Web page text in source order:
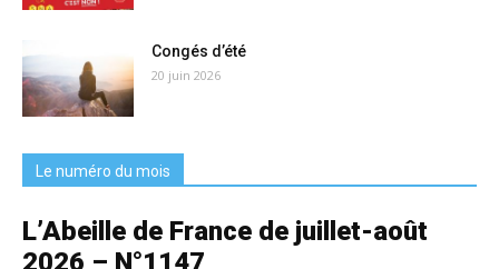
Congés d’été
20 juin 2026
Le numéro du mois
L’Abeille de France de juillet-août
2026 – N°1147